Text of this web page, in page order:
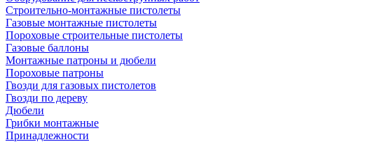
Строительно-монтажные пистолеты
Газовые монтажные пистолеты
Пороховые строительные пистолеты
Газовые баллоны
Монтажные патроны и дюбели
Пороховые патроны
Гвозди для газовых пистолетов
Гвозди по дереву
Дюбели
Грибки монтажные
Принадлежности